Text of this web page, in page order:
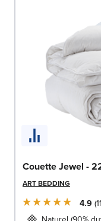
Couette Jewel -
ART BEDDING
4.9 11